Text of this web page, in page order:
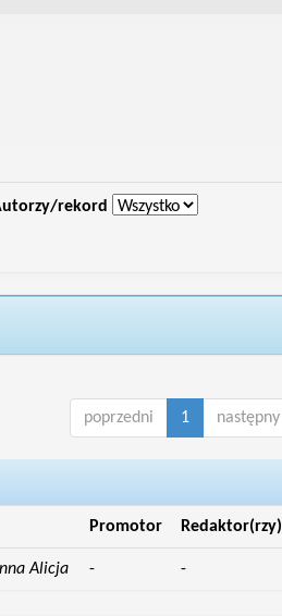
rekord
poprzedni 1 następny
Promotor Redaktor(rzy)
Alicja - -